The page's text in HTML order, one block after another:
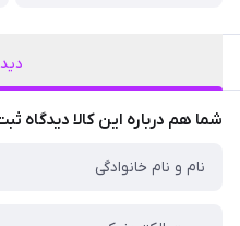
شما هم درباره این کالا دیدگاه